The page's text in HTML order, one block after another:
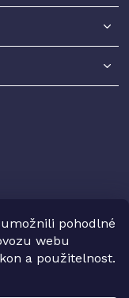
pohodlné
webu
a použitelnost.